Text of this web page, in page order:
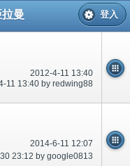
曼 登入
2012-4-11 13:40
11 13:40 by redwing88
2014-6-11 12:07
23:12 by google0813